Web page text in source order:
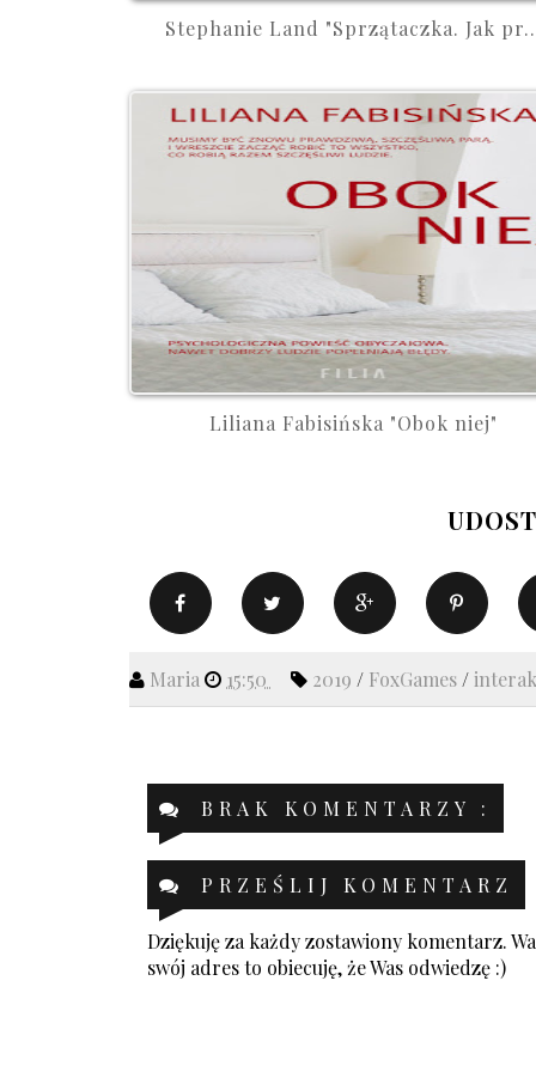
Stephanie Land "Sprzątaczka. Jak
Liliana Fabisińska "Obok niej"
Maria 15:50 2019 / FoxGames /
BRAK KOMENTARZY :
PRZEŚLIJ KOMENTARZ
Dziękuję za każdy zostawiony komentarz.
swój adres to obiecuję, że Was odwiedzę :)